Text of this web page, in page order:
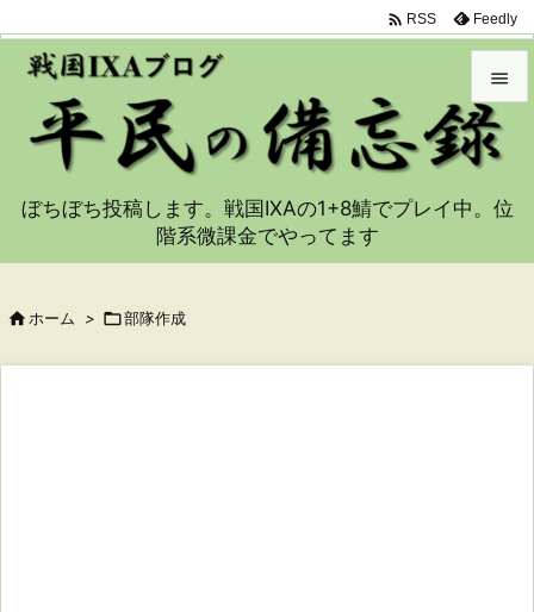


メニュ
サイド
 RSS Feedly
ぼちぼち投稿します。戦国IXAの1+8鯖でプレイ中。位
階系微課金でやってます
 ホーム > 部隊作成